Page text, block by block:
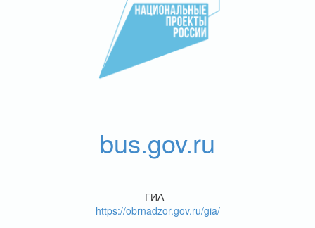
bus.gov.ru
ГИА -
https://obrnadzor.gov.ru/gia/